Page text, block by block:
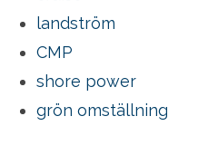
landström
CMP
shore power
grön omställning